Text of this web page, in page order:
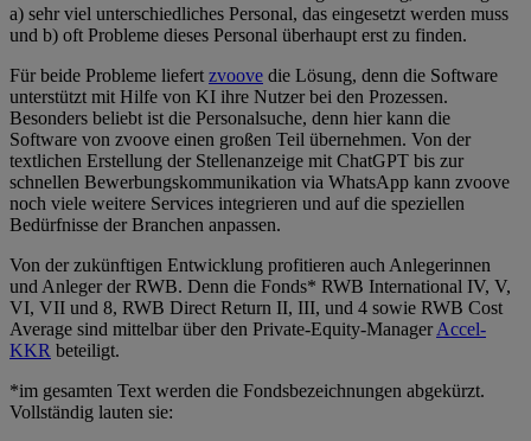
a) sehr viel unterschiedliches Personal, das eingesetzt werden muss
und b) oft Probleme dieses Personal überhaupt erst zu finden.
Für beide Probleme liefert zvoove die Lösung, denn die Software
unterstützt mit Hilfe von KI ihre Nutzer bei den Prozessen.
Besonders beliebt ist die Personalsuche, denn hier kann die
Software von zvoove einen großen Teil übernehmen. Von der
textlichen Erstellung der Stellenanzeige mit ChatGPT bis zur
schnellen Bewerbungskommunikation via WhatsApp kann zvoove
noch viele weitere Services integrieren und auf die speziellen
Bedürfnisse der Branchen anpassen.
Von der zukünftigen Entwicklung profitieren auch Anlegerinnen
und Anleger der RWB. Denn die Fonds* RWB International IV, V,
VI, VII und 8, RWB Direct Return II, III, und 4 sowie RWB Cost
Average sind mittelbar über den Private-Equity-ManagerAccel-
KKR beteiligt.
*im gesamten Text werden die Fondsbezeichnungen abgekürzt.
Vollständig lauten sie: